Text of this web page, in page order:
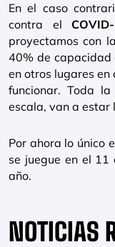
En el caso
contra el
proyectamos con
40% de capacidad
en otros lugares en
funcionar. Toda
escala, van a estar
Por ahora lo único
se juegue en el
año.
NOTICIAS